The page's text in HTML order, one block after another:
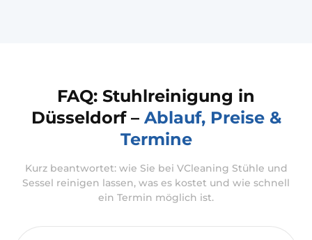
FAQ: Stuhlreinigung in
Düsseldorf – Ablauf, Preise &
Termine
Kurz beantwortet: wie Sie bei VCleaning Stühle und
Sessel reinigen lassen, was es kostet und wie schnell
ein Termin möglich ist.